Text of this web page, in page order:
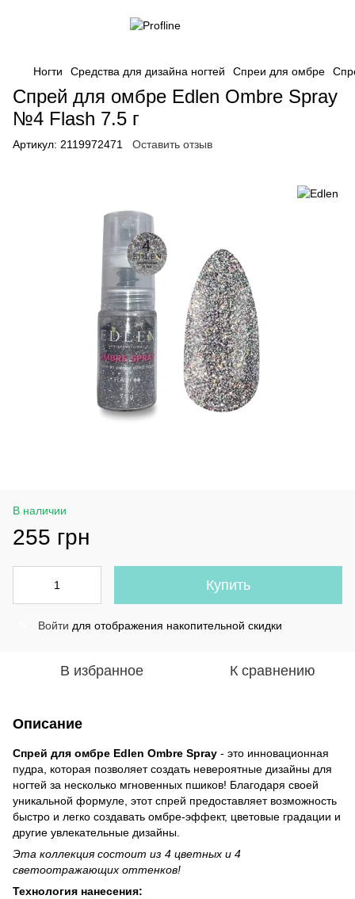
Ногти Средства для дизайна ногтей Спреи для омбре
Спрей для омбре Edlen Ombre Spray
№4 Flash 7.5 г
Артикул: 2119972471 Оставить отзыв
В наличии
255 грн
Купить
Войти для отображения накопительной скидки
В избранное К сравнению
Описание
Спрей для омбре Edlen Ombre Spray - это инновационная
пудра, которая позволяет создать невероятные дизайны для
ногтей за несколько мгновенных пшиков! Благодаря своей
уникальной формуле, этот спрей предоставляет возможность
быстро и легко создавать омбре-эффект, цветовые градации и
другие увлекательные дизайны.
Эта коллекция состоит из 4 цветных и 4
светоотражающих оттенков!
Технология нанесения: